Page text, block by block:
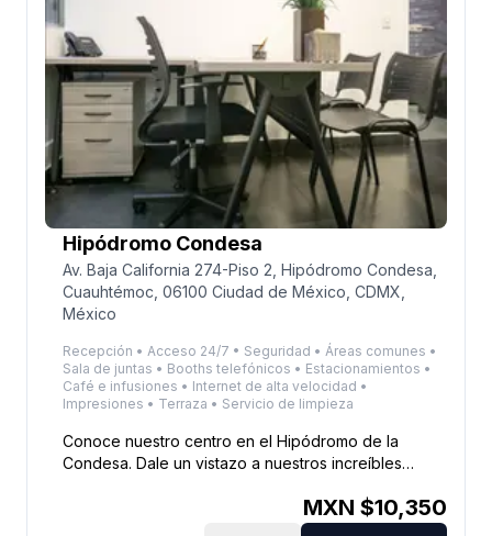
Hipódromo Condesa
Av. Baja California 274-Piso 2, Hipódromo Condesa,
Cuauhtémoc, 06100 Ciudad de México, CDMX,
México
Recepción • Acceso 24/7 • Seguridad • Áreas comunes •
Sala de juntas • Booths telefónicos • Estacionamientos •
Café e infusiones • Internet de alta velocidad •
Impresiones • Terraza • Servicio de limpieza
Conoce nuestro centro en el Hipódromo de la
Condesa. Dale un vistazo a nuestros increíbles
MXN $10,350